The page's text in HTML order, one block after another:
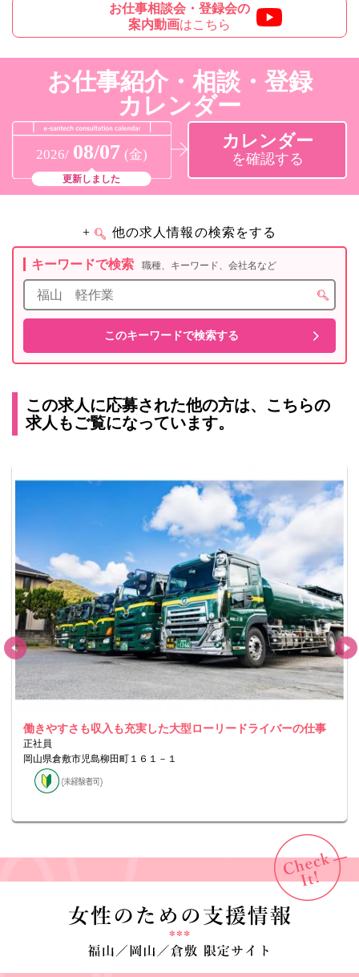
お仕事相談会・登録会の
案内動画はこちら
お仕事紹介・相談・登録
カレンダー
2026/ 08/07 (金)
更新しました
カレンダー
を確認する
+ 他の求人情報の検索をする
キーワードで検索 職種、キーワード、会社名など
この求人に応募された他の方は、こちらの
求人もご覧になっています。
働きやすさも収入も充実した大型ローリードライバーの仕事
正社員
岡山県倉敷市児島柳田町１６１－１